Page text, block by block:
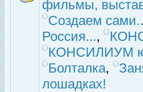
фильмы,
Создаем
Россия...,
КОНСИЛИУМ
Болталка,
лошадках!